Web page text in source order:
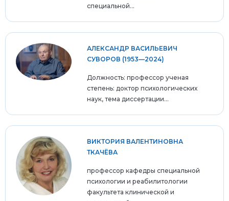
специальной...
АЛЕКСАНДР ВАСИЛЬЕВИЧ
СУВОРОВ (1953—2024)
Должность: профессор ученая
степень: доктор психологических
наук, тема диссертации...
ВИКТОРИЯ ВАЛЕНТИНОВНА
ТКАЧЁВА
профессор кафедры специальной
психологии и реабилитологии
факультета клинической и